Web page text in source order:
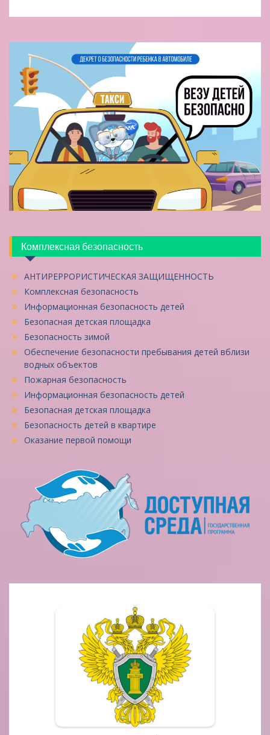
Комплексная безопасность
АНТИРЕРРОРИСТИЧЕСКАЯ ЗАЩИЩЕННОСТЬ
Комплексная безопасность
Информационная безопасность детей
Безопасная детская площадка
Безопасность зимой
Обеспечение безопасности пребывания детей вблизи
водных объектов
Пожарная безопасность
Информационная безопасность детей
Безопасная детская площадка
Безопасность детей в квартире
Оказание первой помощи